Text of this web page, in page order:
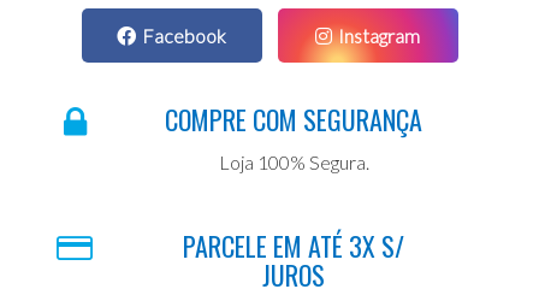
Facebook Instagram
COMPRE COM SEGURANÇA
Loja 100% Segura.
PARCELE EM ATÉ 3X S/
JUROS